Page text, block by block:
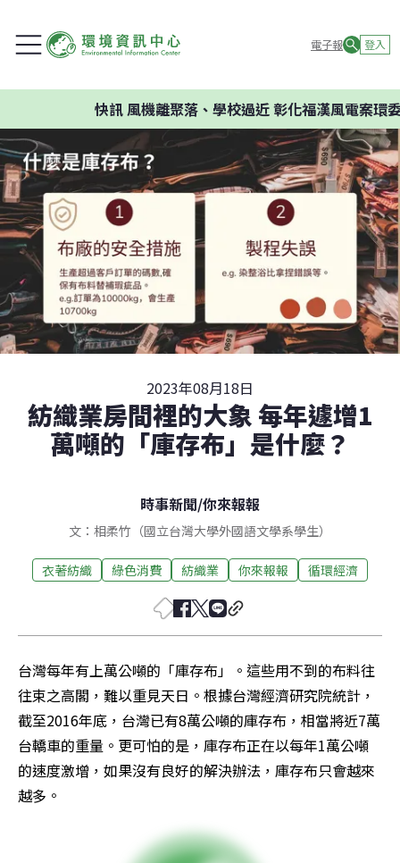
電子報 登入
風機離聚落、學校過近 彰化福漢風電案環委建
2023年08月18日
紡織業房間裡的大象 每年遽增1
萬噸的「庫存布」是什麼？
時事新聞/你來報報
文：相柔竹（國立台灣大學外國語文學系學生）
衣著紡織 綠色消費 紡織業 你來報報 循環經濟
台灣每年有上萬公噸的「庫存布」。這些用不到的布料往
往束之高閣，難以重見天日。根據台灣經濟研究院統計，
截至2016年底，台灣已有8萬公噸的庫存布，相當將近7萬
台轎車的重量。更可怕的是，庫存布正在以每年1萬公噸
的速度激增，如果沒有良好的解決辦法，庫存布只會越來
越多。